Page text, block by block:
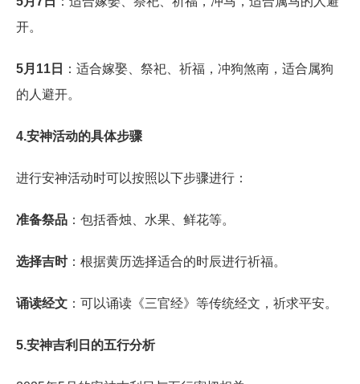
开。
5月11日
：适合嫁娶、祭祀、祈福，冲狗煞南，适合属狗
的人避开。
4.安神活动的具体步骤
进行安神活动时可以按照以下步骤进行：
准备祭品 ：包括香烛、水果、鲜花等。
选择吉时：根据黄历选择适合的时辰进行祈福。
诵读经文 ：可以诵读《三官经》等传统经文，祈求平安。
5.安神吉利日的五行分析